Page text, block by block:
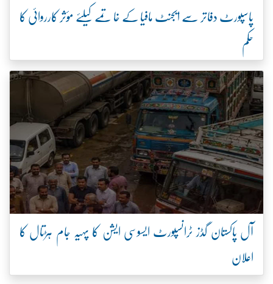
پاسپورٹ دفاتر سے ایجنٹ مافیا کے خاتمے کیلئے مؤثر کارروائی کا
حکم
آل پاکستان گڈز ٹرانسپورٹ ایسوسی ایشن کا پہیہ جام ہڑتال کا
اعلان